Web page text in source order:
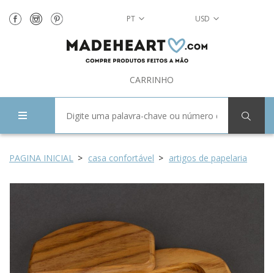
PT USD
CARRINHO
PAGINA INICIAL casa confortável artigos de papelaria